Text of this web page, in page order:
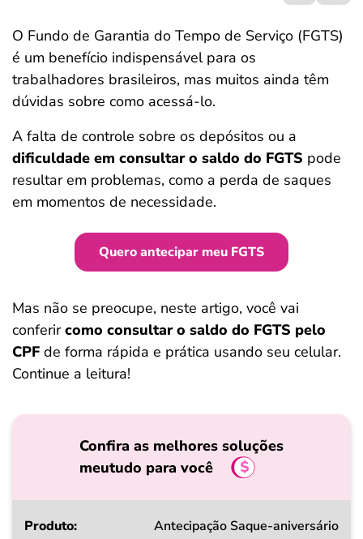
O Fundo de Garantia do Tempo de Serviço (FGTS)
é um benefício indispensável para os
trabalhadores brasileiros, mas muitos ainda têm
dúvidas sobre como acessá-lo.
A falta de controle sobre os depósitos ou a
dificuldade em consultar o saldo do FGTS pode
resultar em problemas, como a perda de saques
em momentos de necessidade.
Quero antecipar meu FGTS
Mas não se preocupe, neste artigo, você vai
conferircomo consultar o saldo do FGTS pelo
CPF de forma rápida e prática usando seu celular.
Continue a leitura!
Confira as melhores soluções
meutudo para você
Produto
Antecipação Saque-aniversário